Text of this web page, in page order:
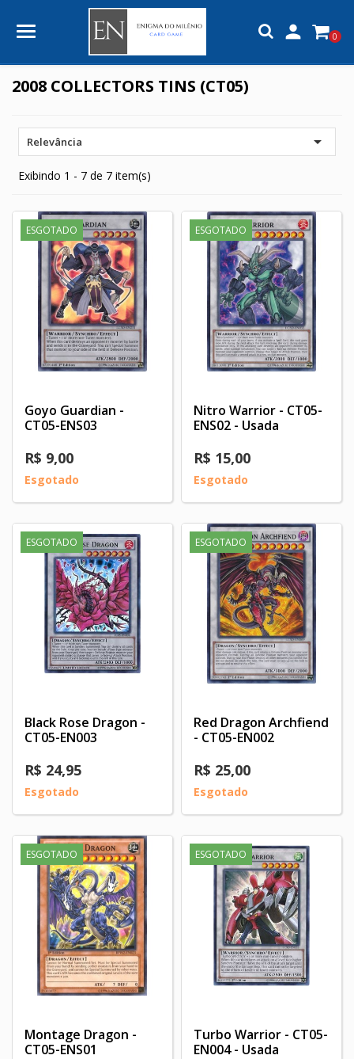
 0
2008 COLLECTORS TINS (CT05)
Relevância 
Exibindo 1 - 7 de 7 item(s)
ESGOTADO
Goyo Guardian -
CT05-ENS03
R$ 9,00
Esgotado
ESGOTADO
Nitro Warrior - CT05-
ENS02 - Usada
R$ 15,00
Esgotado
ESGOTADO
Black Rose Dragon -
CT05-EN003
R$ 24,95
Esgotado
ESGOTADO
Red Dragon Archfiend
- CT05-EN002
R$ 25,00
Esgotado
ESGOTADO
Montage Dragon -
CT05-ENS01
ESGOTADO
Turbo Warrior - CT05-
EN004 - Usada